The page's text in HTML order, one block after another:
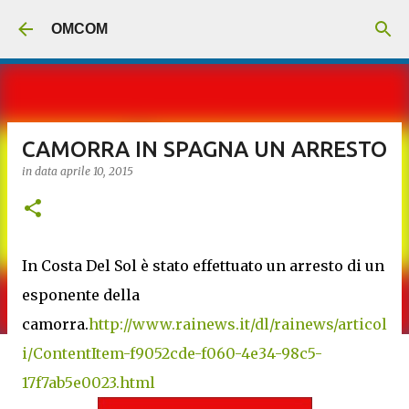
OMCOM
CAMORRA IN SPAGNA UN ARRESTO
in data aprile 10, 2015
In Costa Del Sol è stato effettuato un arresto di un
esponente della
camorra.http://www.rainews.it/dl/rainews/articol
i/ContentItem-f9052cde-f060-4e34-98c5-
17f7ab5e0023.html